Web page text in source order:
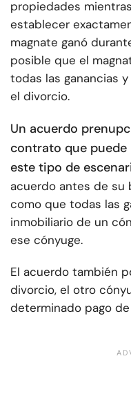
propiedades
establecer
magnate ganó
posible que el
todas las ganancias
el divorcio.
Un acuerdo
contrato que puede
este tipo de
acuerdo antes de su
como que todas las
inmobiliario de un
ese cónyuge.
El acuerdo también
divorcio, el otro
determinado pago